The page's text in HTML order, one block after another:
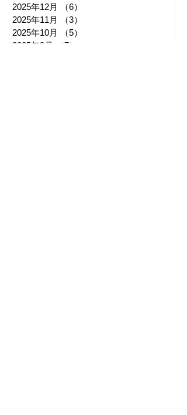
2025年12月
（6）
2025年11月
（3）
2025年10月
（5）
2025年9月
（7）